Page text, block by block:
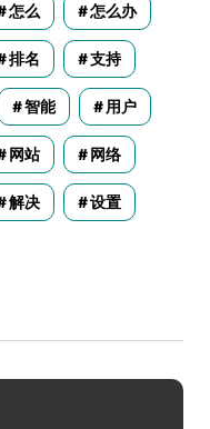
怎么 怎么办
排名 支持
智能 用户
网站 网络
解决 设置